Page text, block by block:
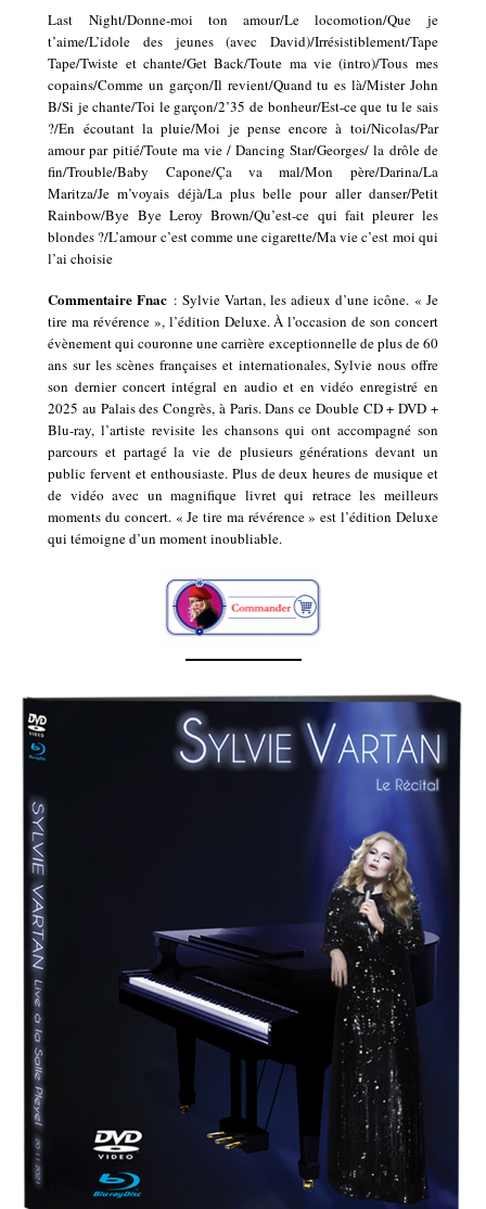
Last Night/Donne-moi ton amour/Le locomotion/Que je
t’aime/L’idole des jeunes (avec David)/Irrésistiblement/Tape
Tape/Twiste et chante/Get Back/Toute ma vie (intro)/Tous mes
copains/Comme un garçon/Il revient/Quand tu es là/Mister John
B/Si je chante/Toi le garçon/2’35 de bonheur/Est-ce que tu le sais
?/En écoutant la pluie/Moi je pense encore à toi/Nicolas/Par
amour par pitié/Toute ma vie / Dancing Star/Georges/ la drôle de
fin/Trouble/Baby Capone/Ça va mal/Mon père/Darina/La
Maritza/Je m’voyais déjà/La plus belle pour aller danser/Petit
Rainbow/Bye Bye Leroy Brown/Qu’est-ce qui fait pleurer les
blondes ?/L’amour c’est comme une cigarette/Ma vie c’est moi qui
l’ai choisie
Commentaire Fnac : Sylvie Vartan, les adieux d’une icône. « Je
tire ma révérence », l’édition Deluxe. À l’occasion de son concert
évènement qui couronne une carrière exceptionnelle de plus de 60
ans sur les scènes françaises et internationales, Sylvie nous offre
son dernier concert intégral en audio et en vidéo enregistré en
2025 au Palais des Congrès, à Paris. Dans ce Double CD + DVD +
Blu-ray, l’artiste revisite les chansons qui ont accompagné son
parcours et partagé la vie de plusieurs générations devant un
public fervent et enthousiaste. Plus de deux heures de musique et
de vidéo avec un magnifique livret qui retrace les meilleurs
moments du concert. « Je tire ma révérence » est l’édition Deluxe
qui témoigne d’un moment inoubliable.